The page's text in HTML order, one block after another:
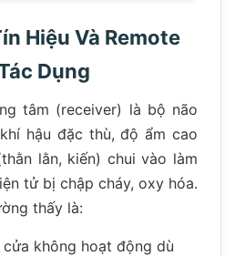
Hiệu Và Remote
Dụng
tâm (receiver) là bộ não
hậu đặc thù, độ ẩm cao
lằn, kiến) chui vào làm
tử bị chập cháy, oxy hóa.
thấy là:
cửa không hoạt động dù